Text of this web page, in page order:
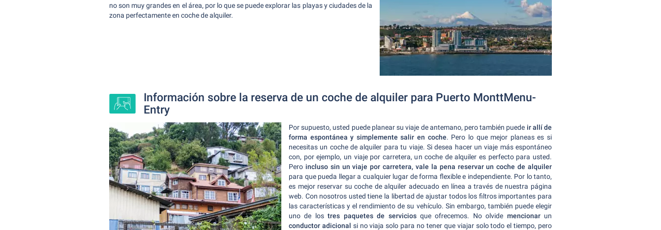
no son muy grandes en el área, por lo que se puede explorar las playas y ciudades de la
zona perfectamente en coche de alquiler.
Información sobre la reserva de un coche de alquiler para Puerto MonttMenu-
Entry
Por supuesto, usted puede planear su viaje de antemano, pero también puede ir allí de
forma espontánea y simplemente salir en coche. Pero lo que mejor planeas es si
necesitas un coche de alquiler para tu viaje. Si desea hacer un viaje más espontáneo
con, por ejemplo, un viaje por carretera, un coche de alquiler es perfecto para usted.
Pero incluso sin un viaje por carretera, vale la pena reservar un coche de alquiler
para que pueda llegar a cualquier lugar de forma flexible e independiente. Por lo tanto,
es mejor reservar su coche de alquiler adecuado en línea a través de nuestra página
web. Con nosotros usted tiene la libertad de ajustar todos los filtros importantes para
las características y el rendimiento de su vehículo. Sin embargo, también puede elegir
uno de lostres paquetes de serviciosque ofrecemos. No olvide mencionarun
conductor adicional si no viaja solo para no tener que viajar solo todo el tiempo, pero